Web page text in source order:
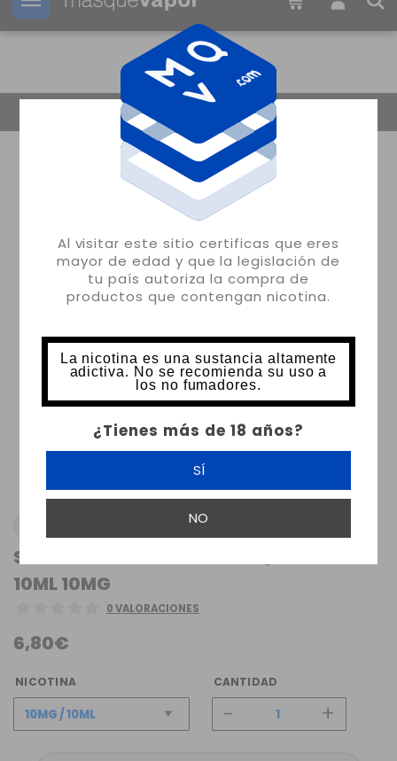
Al visitar este sitio certificas que eres
mayor de edad y que la legislación de
tu país autoriza la compra de
productos que contengan nicotina.
La nicotina es una sustancia altamente
adictiva. No se recomienda su uso a
los no fumadores.
¿Tienes más de 18 años?
SÍ
NO
Tu pedido puede ser enviado en 01m: 48s
SPEARMINT NIC SALT IVG LIQUIDS TPD
10ML 10MG
0 VALORACIONES
6,80€
NICOTINA CANTIDAD
- +